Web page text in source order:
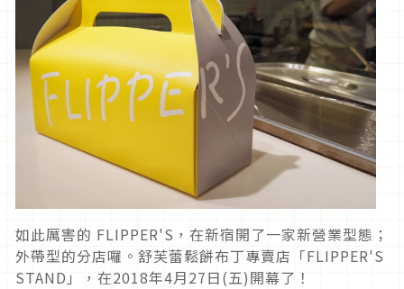
如此厲害的 FLIPPER'S，在新宿開了一家新營業型態；
外帶型的分店囉。舒芙蕾鬆餅布丁專賣店「FLIPPER'S
STAND」，在2018年4月27日(五)開幕了！